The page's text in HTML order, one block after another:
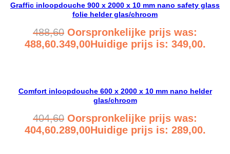
Graffic inloopdouche 900 x 2000 x 10 mm nano safety glass
folie helder glas/chroom
488,60 Oorspronkelijke prijs was:
488,60.349,00Huidige prijs is: 349,00.
Comfort inloopdouche 600 x 2000 x 10 mm nano helder
glas/chroom
404,60 Oorspronkelijke prijs was:
404,60.289,00Huidige prijs is: 289,00.